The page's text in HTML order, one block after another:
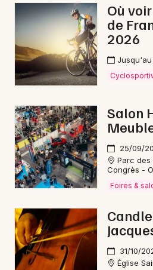
Sorties & loisirs
Bourses dans le Loiret
Bourses dans le Centre
Bourses dans le Centre-Val
Newsletter des sorties
Artistes en tournée
Actus à Pithiviers
Magazine à Pithiviers
Où
de
2026
Salon
25/09/
Parc des
Congrès -
Foires &
31/10/
Église